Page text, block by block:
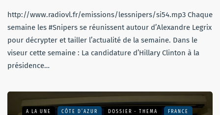
http://www.radiovl.fr/emissions/lessnipers/si54.mp3 Chaque
semaine les #Snipers se réunissent autour d’Alexandre Legrix
pour décrypter et tailler l’actualité de la semaine. Dans le
viseur cette semaine : La candidature d’Hillary Clinton à la
présidence…
A LA UNE CÔTE D’AZUR DOSSIER - THEMA FRANCE